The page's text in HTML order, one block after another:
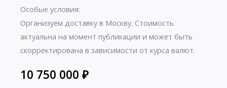
Особые условия:
Организуем доставку в Москву. Стоимость
актуальна на момент публикации и может быть
скорректирована в зависимости от курса валют.
10 750 000 ₽